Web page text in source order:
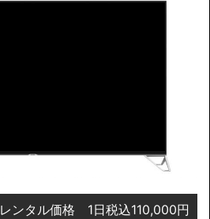
レンタル価格 1日税込110,000円